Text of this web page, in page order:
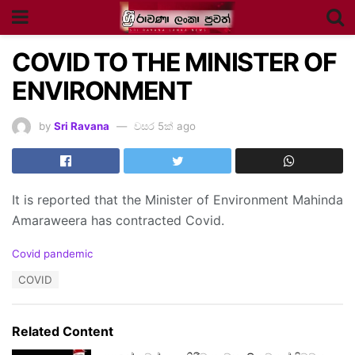
COVID TO THE MINISTER OF
ENVIRONMENT
by Sri Ravana වසර 5ක් ago
It is reported that the Minister of Environment Mahinda
Amaraweera has contracted Covid.
C
o
r
Covid pandemic
:
COVID
Related Content